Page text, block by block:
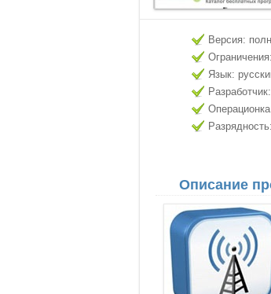
Версия:
Язык:
Описание